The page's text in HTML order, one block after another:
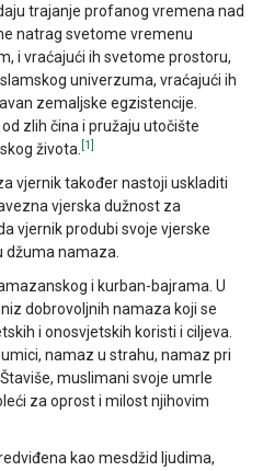
trajanje profanog vremena nad
natrag svetome vremenu
i vraćajući ih svetome prostoru,
univerzuma, vraćajući ih
zemaljske egzistencije.
zlih čina i pružaju utočište
života. [1]
vjernik također nastoji uskladiti
vjerska dužnost za
vjernik produbi svoje vjerske
džuma namaza.
i kurban-bajrama. U
dobrovoljnih namaza koji se
i onosvjetskih koristi i ciljeva.
namaz u strahu, namaz pri
muslimani svoje umrle
za oprost i milost njihovim
kao mesdžid ljudima,